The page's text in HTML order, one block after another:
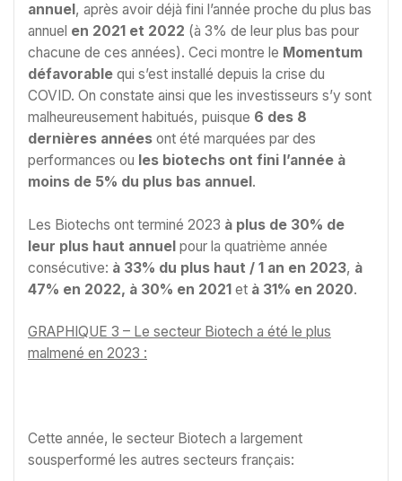
annuel, après avoir déjà fini l’année proche du plus bas
annuel en 2021 et 2022 (à 3% de leur plus bas pour
chacune de ces années). Ceci montre le Momentum
défavorable qui s’est installé depuis la crise du
COVID. On constate ainsi que les investisseurs s’y sont
malheureusement habitués, puisque 6 des 8
dernières années ont été marquées par des
performances ou les biotechs ont fini l’année à
moins de 5% du plus bas annuel.
Les Biotechs ont terminé 2023 à plus de 30% de
leur plus haut annuel pour la quatrième année
consécutive: à 33% du plus haut / 1 an en 2023, à
47% en 2022, à 30% en 2021 et à 31% en 2020.
GRAPHIQUE 3 – Le secteur Biotech a été le plus
malmené en 2023 :
Cette année, le secteur Biotech a largement
sousperformé les autres secteurs français: